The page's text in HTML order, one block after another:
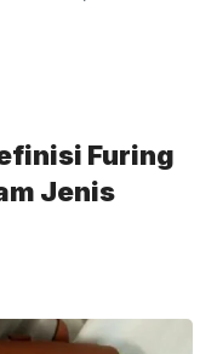
ada cukup banyak
tertentu airnya tetap
menyisakan
penting untuk
Furing
Jenis